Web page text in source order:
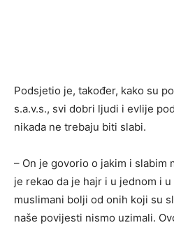
Podsjetio je, također, kako su
s.a.v.s., svi dobri ljudi i evlije
nikada ne trebaju biti slabi.
– On je govorio o jakim i slabim
je rekao da je hajr i u jednom i
muslimani bolji od onih koji su
naše povijesti nismo uzimali.